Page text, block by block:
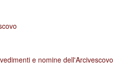
e nomine dell'Arcivescovo